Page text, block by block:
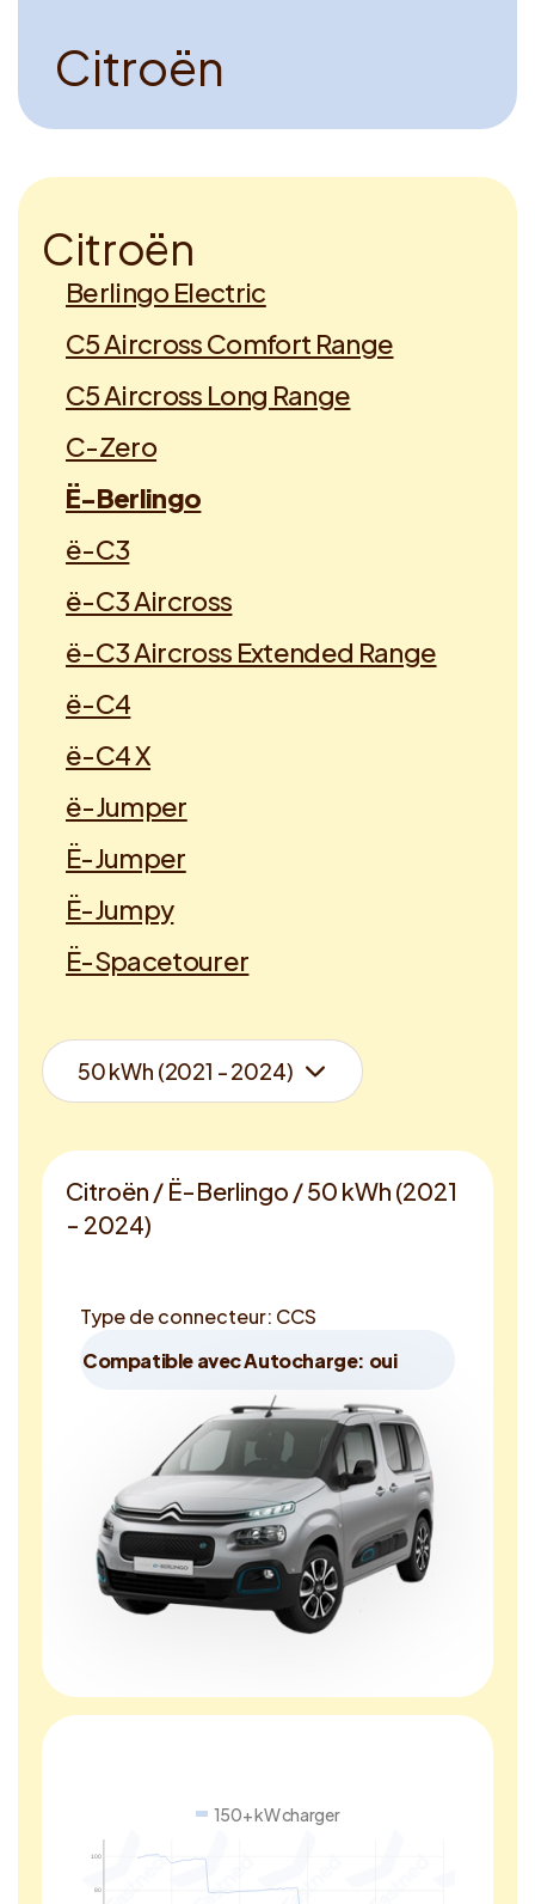
Citroën
Citroën
Berlingo Electric
C5 Aircross Comfort Range
C5 Aircross Long Range
C-Zero
Ë-Berlingo
ë-C3
ë-C3 Aircross
ë-C3 Aircross Extended Range
ë-C4
ë-C4 X
ë-Jumper
Ë-Jumper
Ë-Jumpy
Ë-Spacetourer
Citroën / Ë-Berlingo / 50 kWh (2021
- 2024)
Type de connecteur: CCS
Compatible avec Autocharge: oui
150+ kW charger
80
100